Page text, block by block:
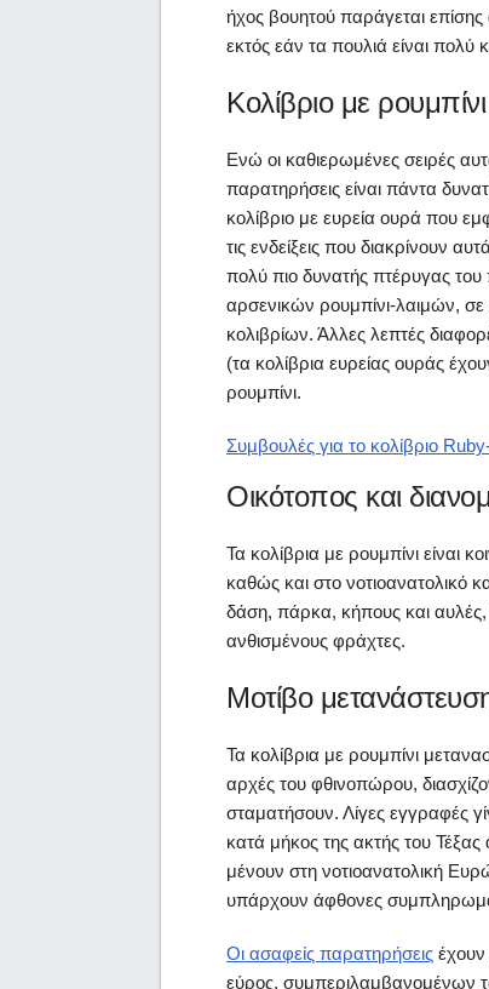
ήχος βουητού παράγεται
εκτός εάν τα πουλιά είναι πολύ
Κολίβριο με
Ενώ οι καθιερωμένες σειρές
παρατηρήσεις είναι πάντα
κολίβριο με ευρεία ουρά που
τις ενδείξεις που διακρίνουν
πολύ πιο δυνατής πτέρυγας
αρσενικών ρουμπίνι-λαιμών,
κολιβρίων. Άλλες λεπτές
(τα κολίβρια ευρείας ουράς
ρουμπίνι.
Συμβουλές για το κολίβριο
Οικότοπος και
Τα κολίβρια με ρουμπίνι είναι
καθώς και στο νοτιοανατολικό
δάση, πάρκα, κήπους και αυλές,
ανθισμένους φράχτες.
Μοτίβο
Τα κολίβρια με ρουμπίνι
αρχές του φθινοπώρου,
σταματήσουν. Λίγες εγγραφές
κατά μήκος της ακτής του Τέξας
μένουν στη νοτιοανατολική
υπάρχουν άφθονες
Οι ασαφείς παρατηρήσεις
εύρος, συμπεριλαμβανομένων